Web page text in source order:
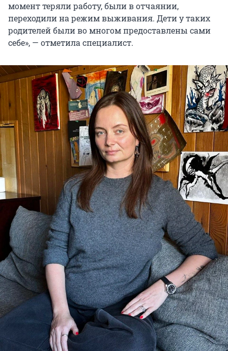
момент теряли работу, были в отчаянии,
переходили на режим выживания. Дети у таких
родителей были во многом предоставлены сами
себе», — отметила специалист.